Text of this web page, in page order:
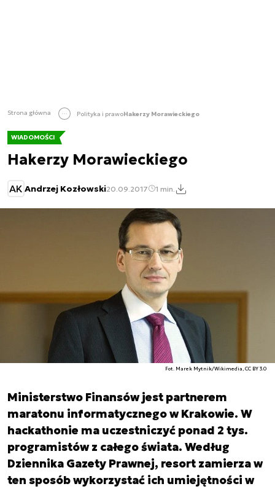
Strona główna Polityka i prawoHakerzy Morawieckiego
WIADOMOŚCI
Hakerzy Morawieckiego
AK Andrzej Kozłowski20.09.2017 1 min.
Fot. Marek Mytnik/Wikimedia, CC BY 3.0
Ministerstwo Finansów jest partnerem
maratonu informatycznego w Krakowie. W
hackathonie ma uczestniczyć ponad 2 tys.
programistów z całego świata. Według
Dziennika Gazety Prawnej, resort zamierza w
ten sposób wykorzystać ich umiejętności w